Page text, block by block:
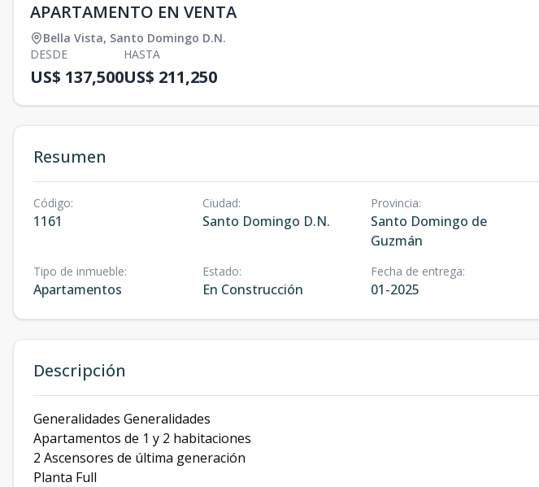
APARTAMENTO EN VENTA
Bella Vista, Santo Domingo D.N.
DESDE
US$ 137,500
HASTA
US$ 211,250
Resumen
Código:
1161
Ciudad:
Santo Domingo D.N.
Provincia:
Santo Domingo de
Guzmán
Tipo de inmueble:
Apartamentos
Estado:
En Construcción
Fecha de entrega:
01-2025
Descripción
Generalidades Generalidades
Apartamentos de 1 y 2 habitaciones
2 Ascensores de última generación
Planta Full